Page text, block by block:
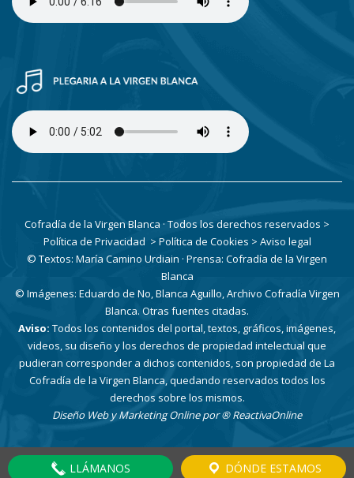
Cofradía de la Virgen Blanca · Todos los derechos reservados >
Política de Privacidad > Política de Cookies > Aviso legal
© Textos: María Camino Urdiain · Prensa: Cofradía de la Virgen
Blanca
© Imágenes: Eduardo de No, Blanca Aguillo, Archivo Cofradía Virgen
Blanca. Otras fuentes citadas.
Aviso: Todos los contenidos del portal, textos, gráficos, imágenes,
videos, su diseño y los derechos de propiedad intelectual que
pudieran corresponder a dichos contenidos, son propiedad de La
Cofradía de la Virgen Blanca, quedando reservados todos los
derechos sobre los mismos.
Diseño Web y Marketing Online por® ReactivaOnline
LLÁMANOS DÓNDE ESTAMOS